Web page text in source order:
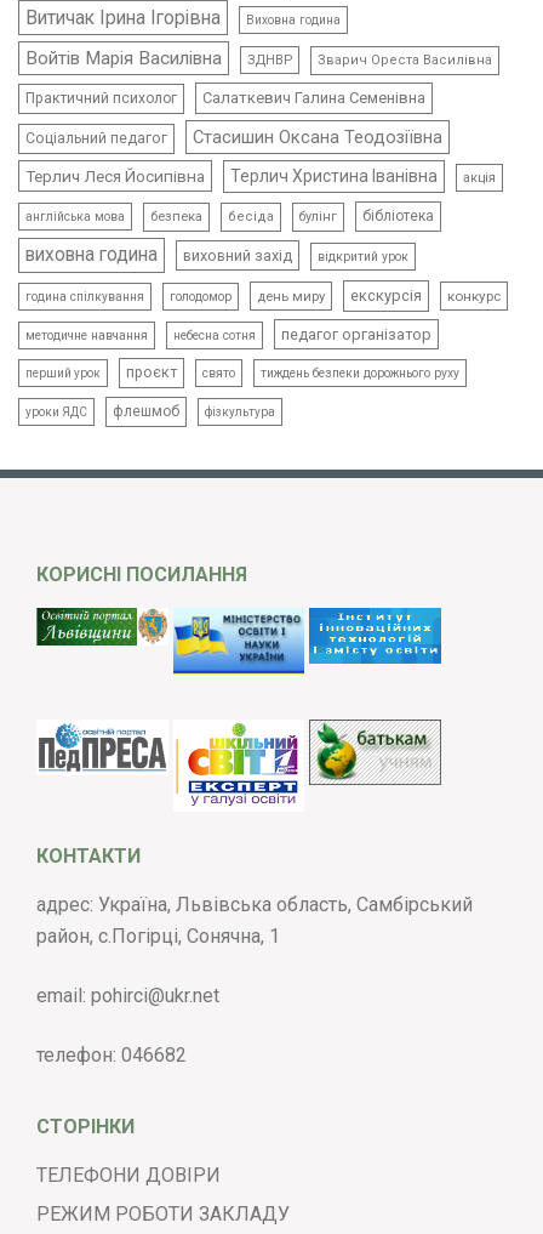
Витичак Ірина Ігорівна Виховна година
Войтів Марія Василівна ЗДНВР Зварич Ореста Василівна
Практичний психолог Салаткевич Галина Семенівна
Соціальний педагог Стасишин Оксана Теодозіївна
Терлич Леся Йосипівна Терлич Христина Іванівна акція
англійська мова безпека бесіда булінг бібліотека
виховна година виховний захід відкритий урок
година спілкування голодомор день миру екскурсія конкурс
методичне навчання небесна сотня педагог організатор
перший урок проєкт свято тиждень безпеки дорожнього руху
уроки ЯДС флешмоб фізкультура
КОРИСНІ ПОСИЛАННЯ
КОНТАКТИ
адрес: Україна, Львівська область, Самбірський
район, с.Погірці, Сонячна, 1
email: pohirci@ukr.net
телефон: 046682
СТОРІНКИ
ТЕЛЕФОНИ ДОВІРИ
РЕЖИМ РОБОТИ ЗАКЛАДУ